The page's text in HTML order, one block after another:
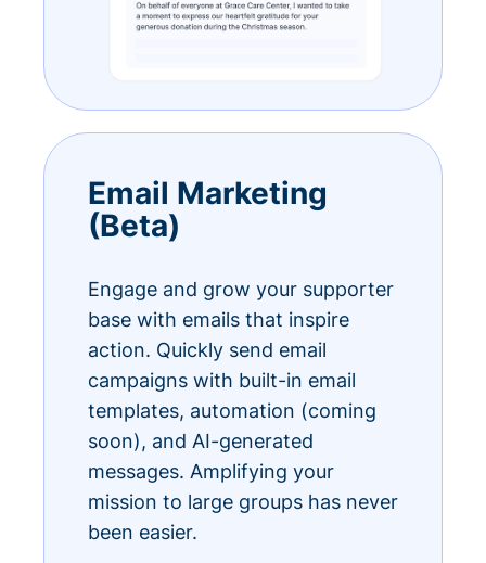
Email Marketing
(Beta)
Engage and grow your supporter
base with emails that inspire
action. Quickly send email
campaigns with built-in email
templates, automation (coming
soon), and AI-generated
messages. Amplifying your
mission to large groups has never
been easier.